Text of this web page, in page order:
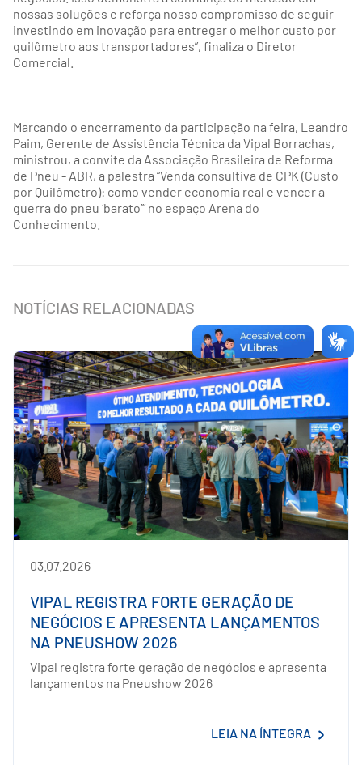
nossas soluções e reforça nosso compromisso de seguir
investindo em inovação para entregar o melhor custo por
quilômetro aos transportadores”, finaliza o Diretor
Comercial.
Marcando o encerramento da participação na feira, Leandro
Paim, Gerente de Assistência Técnica da Vipal Borrachas,
ministrou, a convite da Associação Brasileira de Reforma
de Pneu - ABR, a palestra “Venda consultiva de CPK (Custo
por Quilômetro): como vender economia real e vencer a
guerra do pneu ‘barato’” no espaço Arena do
Conhecimento.
NOTÍCIAS RELACIONADAS
03.07.2026
VIPAL REGISTRA FORTE GERAÇÃO DE
NEGÓCIOS E APRESENTA LANÇAMENTOS
NA PNEUSHOW 2026
Vipal registra forte geração de negócios e apresenta
lançamentos na Pneushow 2026
LEIA NA ÍNTEGRA